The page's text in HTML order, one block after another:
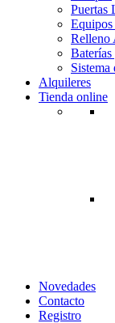
Puertas
Equipos
Relleno
Baterías
Sistema
Alquileres
Tienda online
Novedades
Contacto
Registro